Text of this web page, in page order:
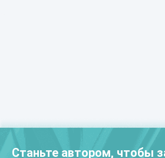
Станьте автором, чтобы